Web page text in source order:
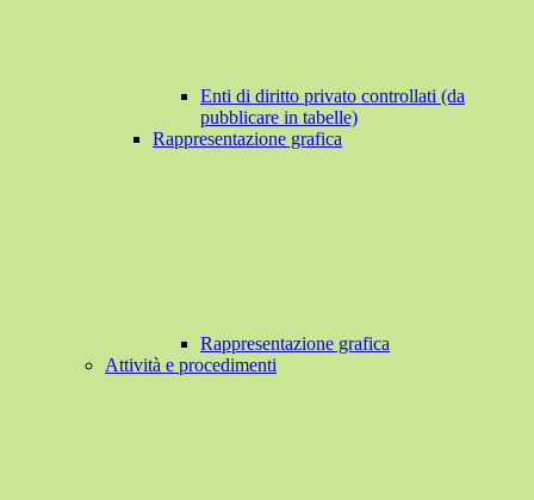
Enti di diritto privato controllati (da
pubblicare in tabelle)
Rappresentazione grafica
Rappresentazione grafica
Attività e procedimenti